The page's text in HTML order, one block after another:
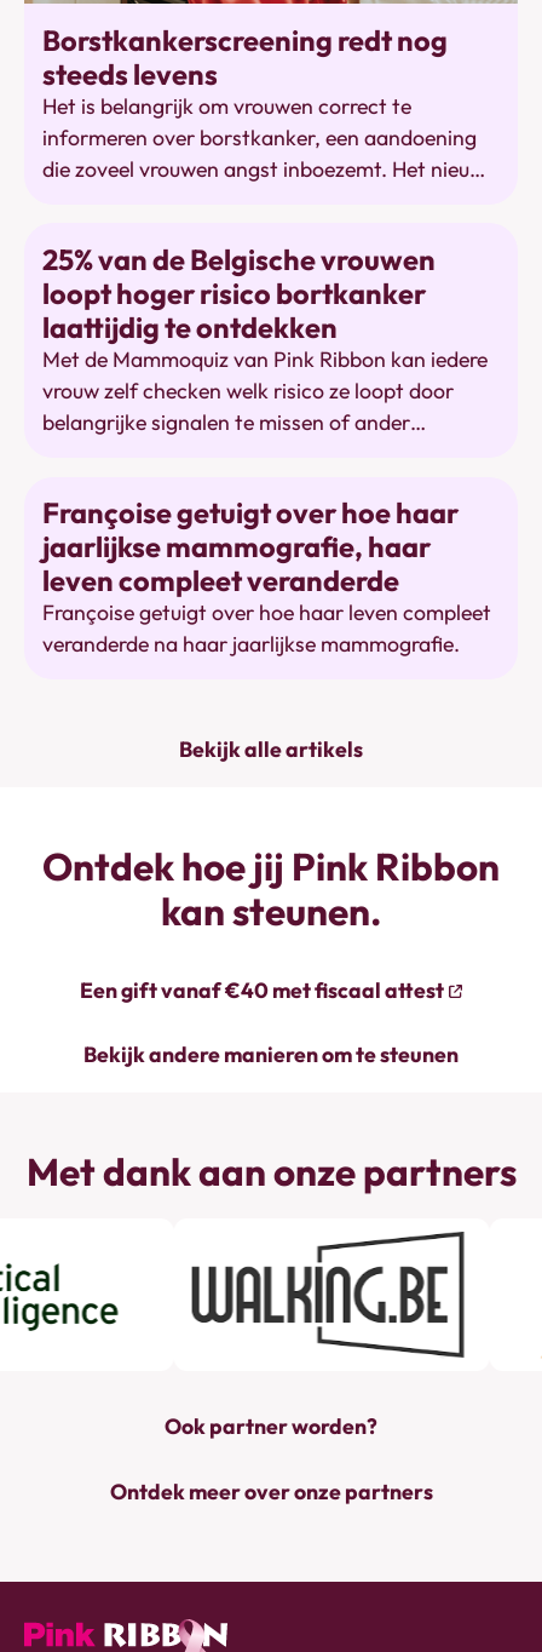
Bekijk alle artikels
Borstkankerscreening redt nog
steeds levens
Het is belangrijk om vrouwen correct te
informeren over borstkanker, een aandoening
die zoveel vrouwen angst inboezemt. Het nieuwe
gebruikt oude cijfers die ze zelf als zwak bewijs
omschrijft. Laat vrouwen in alle rust een goed
geïnformeerde keuze maken op basis van sterke
evidence.
25% van de Belgische vrouwen
loopt hoger risico bortkanker
laattijdig te ontdekken
Met de Mammoquiz van Pink Ribbon kan iedere
vrouw zelf checken welk risico ze loopt door
belangrijke signalen te missen of ander
Françoise getuigt over hoe haar
jaarlijkse mammografie, haar
leven compleet veranderde
Françoise getuigt over hoe haar leven compleet
veranderde na haar jaarlijkse mammografie.
Ontdek hoe jij Pink Ribbon
kan steunen.
Een gift vanaf €40 met fiscaal attest
Bekijk andere manieren om te steunen
Met dank aan onze partners
Ook partner worden?
Ontdek meer over onze partners